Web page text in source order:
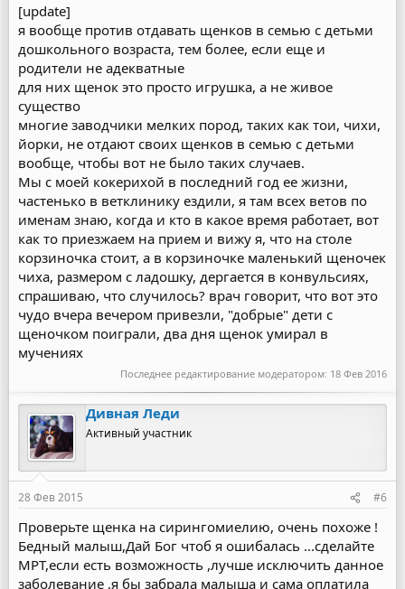
[update]
я вообще против отдавать щенков в семью с детьми
дошкольного возраста, тем более, если еще и
родители не адекватные
для них щенок это просто игрушка, а не живое
существо
многие заводчики мелких пород, таких как тои, чихи,
йорки, не отдают своих щенков в семью с детьми
вообще, чтобы вот не было таких случаев.
Мы с моей кокерихой в последний год ее жизни,
частенько в ветклинику ездили, я там всех ветов по
именам знаю, когда и кто в какое время работает, вот
как то приезжаем на прием и вижу я, что на столе
корзиночка стоит, а в корзиночке маленький щеночек
чиха, размером с ладошку, дергается в конвульсиях,
спрашиваю, что случилось? врач говорит, что вот это
чудо вчера вечером привезли, "добрые" дети с
щеночком поиграли, два дня щенок умирал в
мучениях
Последнее редактирование модератором: 18 Фев 2016
Дивная Леди
Активный участник
28 Фев 2015 #6
Проверьте щенка на сирингомиелию, очень похоже !
Бедный малыш,Дай Бог чтоб я ошибалась ...сделайте
МРТ,если есть возможность ,лучше исключить данное
заболевание ,я бы забрала малыша и сама оплатила